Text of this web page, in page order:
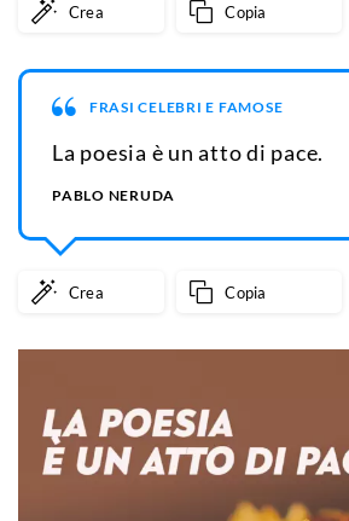
Crea Copia
FRASI CELEBRI E FAMOSE
La poesia è un atto di pace.
PABLO NERUDA
Crea Copia